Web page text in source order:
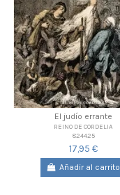
El judío errante
REINO DE CORDELIA
824425
17,95 €
Añadir al carrito